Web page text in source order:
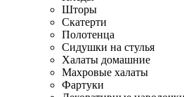
Шторы
Скатерти
Полотенца
Сидушки на стулья
Халаты домашние
Махровые халаты
Фартуки